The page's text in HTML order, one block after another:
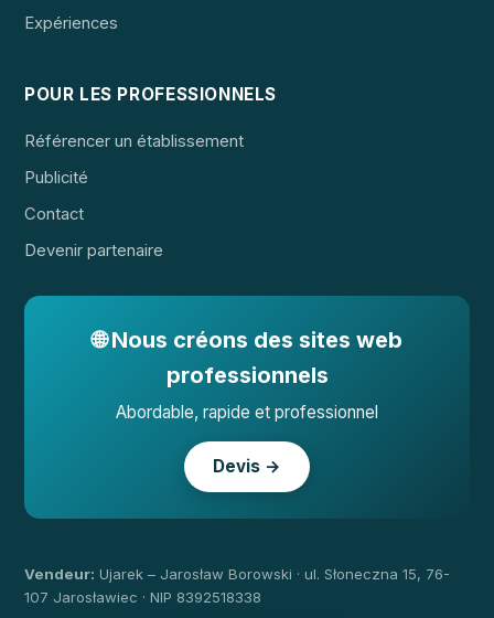
Expériences
POUR LES PROFESSIONNELS
Référencer un établissement
Publicité
Contact
Devenir partenaire
🌐 Nous créons des sites web
professionnels
Abordable, rapide et professionnel
Devis →
Vendeur: Ujarek – Jarosław Borowski · ul. Słoneczna 15, 76-
107 Jarosławiec · NIP 8392518338